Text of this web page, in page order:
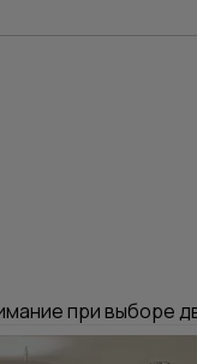
при выборе